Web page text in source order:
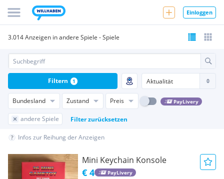
Einloggen
3.014 Anzeigen in andere Spiele - Spiele
Bundesland Zustand Preis PayLivery
andere Spiele Filter zurücksetzen
Filtern 1
Infos zur Reihung der Anzeigen
Mini Keychain Konsole
€ 4 PayLivery